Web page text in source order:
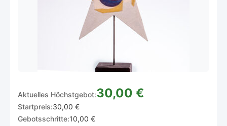
Aktuelles Höchstgebot:30,00 €
Startpreis:30,00 €
Gebotsschritte:10,00 €